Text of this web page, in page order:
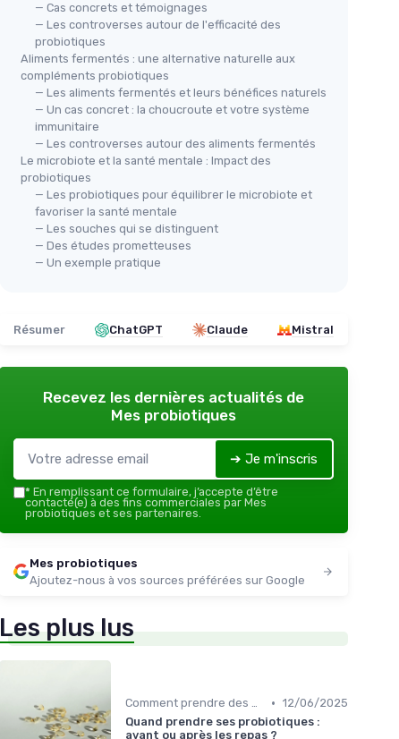
— Cas concrets et témoignages
— Les controverses autour de l'efficacité des
probiotiques
Aliments fermentés : une alternative naturelle aux
compléments probiotiques
— Les aliments fermentés et leurs bénéfices naturels
— Un cas concret : la choucroute et votre système
immunitaire
— Les controverses autour des aliments fermentés
Le microbiote et la santé mentale : Impact des
probiotiques
— Les probiotiques pour équilibrer le microbiote et
favoriser la santé mentale
— Les souches qui se distinguent
— Des études prometteuses
— Un exemple pratique
Résumer ChatGPT Claude Mistral
Recevez les dernières actualités de
Mes probiotiques
➔ Je m'inscris
* En remplissant ce formulaire, j’accepte d’être
contacté(e) à des fins commerciales par Mes
probiotiques et ses partenaires.
Mes probiotiques
Ajoutez-nous à vos sources préférées sur Google
Les plus lus
Comment prendre des probiotiques • 12/06/2025
Quand prendre ses probiotiques :
avant ou après les repas ?